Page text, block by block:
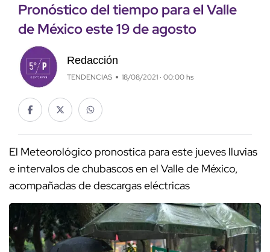
Pronóstico del tiempo para el Valle
de México este 19 de agosto
Redacción
TENDENCIAS 18/08/2021 · 00:00 hs
El Meteorológico pronostica para este jueves lluvias
e intervalos de chubascos en el Valle de México,
acompañadas de descargas eléctricas